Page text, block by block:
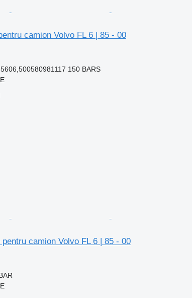
camion Volvo FL 6 | 85 - 00
150 BARS
camion Volvo FL 6 | 85 - 00